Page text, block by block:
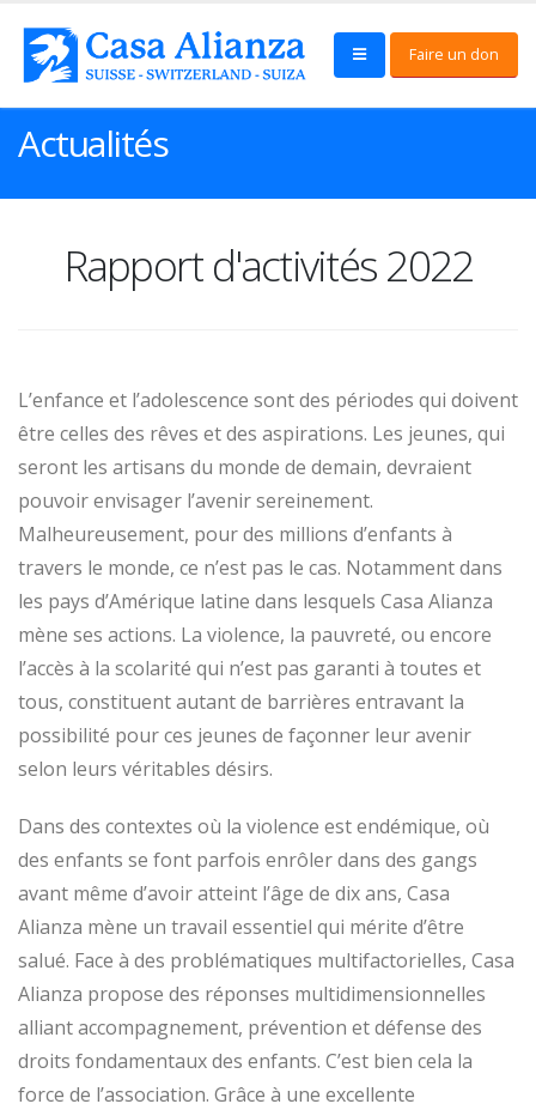
Faire un don
Actualités
Rapport d'activités 2022
L’enfance et l’adolescence sont des périodes qui doivent
être celles des rêves et des aspirations. Les jeunes, qui
seront les artisans du monde de demain, devraient
pouvoir envisager l’avenir sereinement.
Malheureusement, pour des millions d’enfants à
travers le monde, ce n’est pas le cas. Notamment dans
les pays d’Amérique latine dans lesquels Casa Alianza
mène ses actions. La violence, la pauvreté, ou encore
l’accès à la scolarité qui n’est pas garanti à toutes et
tous, constituent autant de barrières entravant la
possibilité pour ces jeunes de façonner leur avenir
selon leurs véritables désirs.
Dans des contextes où la violence est endémique, où
des enfants se font parfois enrôler dans des gangs
avant même d’avoir atteint l’âge de dix ans, Casa
Alianza mène un travail essentiel qui mérite d’être
salué. Face à des problématiques multifactorielles, Casa
Alianza propose des réponses multidimensionnelles
alliant accompagnement, prévention et défense des
droits fondamentaux des enfants. C’est bien cela la
force de l’association. Grâce à une excellente